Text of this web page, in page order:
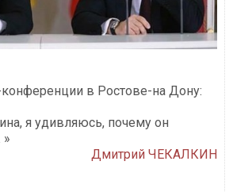
в Ростове-на Дону:
я удивляюсь, почему он
»
Дмитрий ЧЕКАЛКИН